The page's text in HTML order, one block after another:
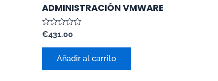
ADMINISTRACIÓN VMWARE
Valorado
con
0
€431.00
Añadir al carrito